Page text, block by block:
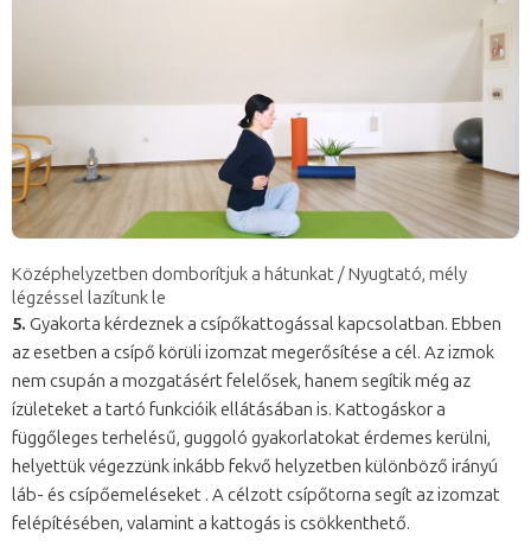
Középhelyzetben domborítjuk a hátunkat / Nyugtató, mély
légzéssel lazítunk le
5. Gyakorta kérdeznek a csípőkattogással kapcsolatban. Ebben
az esetben a csípő körüli izomzat megerősítése a cél. Az izmok
nem csupán a mozgatásért felelősek, hanem segítik még az
ízületeket a tartó funkcióik ellátásában is. Kattogáskor a
függőleges terhelésű, guggoló gyakorlatokat érdemes kerülni,
helyettük végezzünk inkább fekvő helyzetben különböző irányú
láb- és csípőemeléseket . A célzott csípőtorna segít az izomzat
felépítésében, valamint a kattogás is csökkenthető.